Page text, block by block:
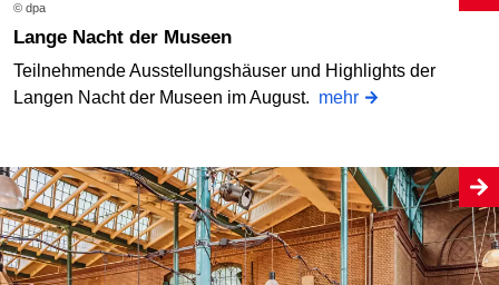
© dpa
Lange Nacht der Museen
Teilnehmende Ausstellungshäuser und Highlights der
Langen Nacht der Museen im August. mehr